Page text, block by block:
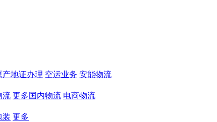
产地证办理 空运业务 安能物流
流 更多国内物流 电商物流
装 更多